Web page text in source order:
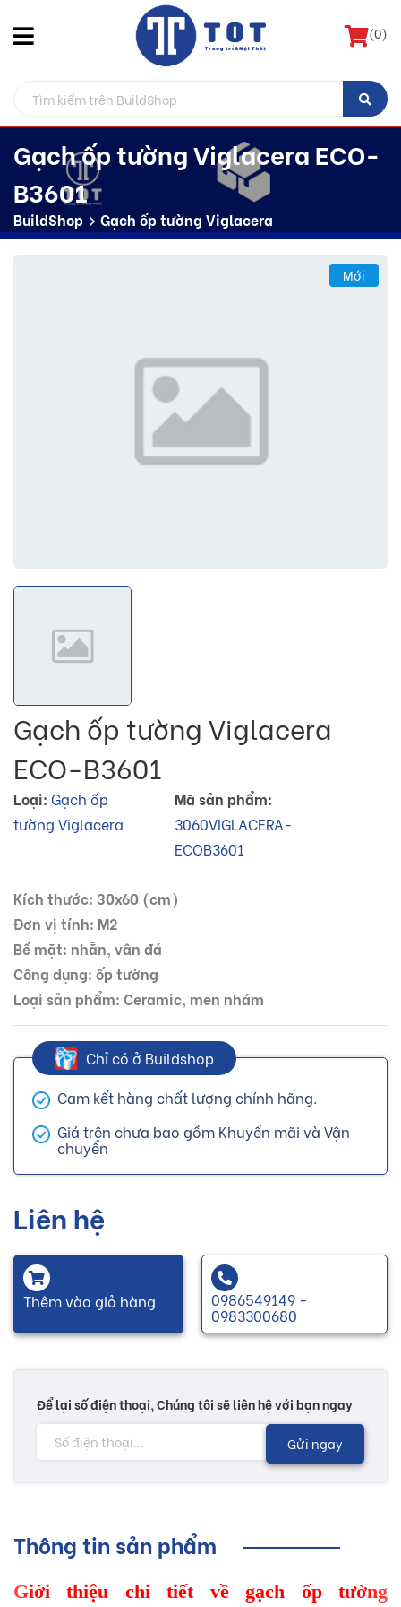
(0)
Gạch ốp tường Viglacera ECO-
B3601
BuildShop Gạch ốp tường Viglacera
Mới
Gạch ốp tường Viglacera
ECO-B3601
Loại: Gạch ốp
tường Viglacera
Mã sản phẩm:
3060VIGLACERA-
ECOB3601
Kích thước: 30x60 (cm)
Đơn vị tính: M2
Bề mặt: nhẵn, vân đá
Công dụng: ốp tường
Loại sản phẩm: Ceramic, men nhám
Chỉ có ở Buildshop
Cam kết hàng chất lượng chính hãng.
Giá trên chưa bao gồm Khuyến mãi và Vận
chuyển
Liên hệ
Thêm vào giỏ hàng 0986549149 -
0983300680
Để lại số điện thoại, Chúng tôi sẽ liên hệ với bạn ngay
Gửi ngay
Thông tin sản phẩm
Giới thiệu chi tiết về gạch ốp tường